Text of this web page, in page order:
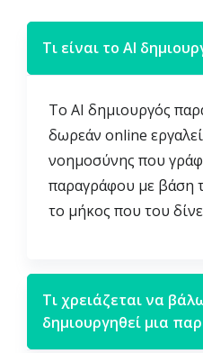
Τι είναι το AI
Το AI δημιουργός
δωρεάν online
νοημοσύνης που
παραγράφου με βάση
το μήκος που του
Τι χρειάζεται να
δημιουργηθεί μια